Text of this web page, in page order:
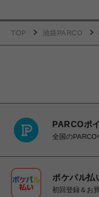
TOP 池袋PARCO
PARCOポ
全国の
ポケパル払
初回登録＆お